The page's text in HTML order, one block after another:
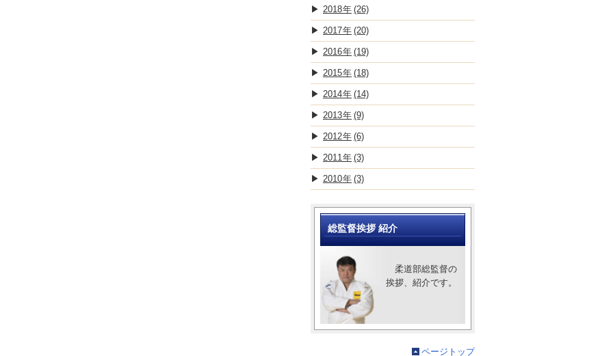
2018 (26)
2017 (20)
2016 (19)
2015 (18)
2014 (14)
2013 (9)
2012 (6)
2011 (3)
2010 (3)
総監督挨拶 紹介
柔道部総監督の
挨拶、紹介です。
ページトップ